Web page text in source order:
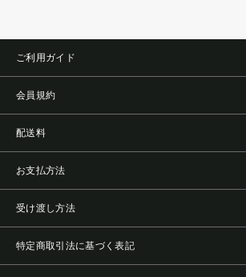
ご利用ガイド
会員規約
配送料
お支払方法
受け渡し方法
特定商取引法に基づく表記